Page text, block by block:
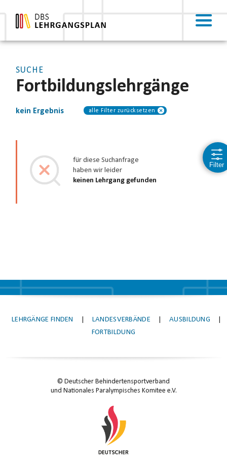
Filter
SUCHE
Fortbildungslehrgänge
kein Ergebnis alle Filter zurücksetzen
für diese Suchanfrage
haben wir leider
keinen Lehrgang gefunden
LEHRGÄNGE FINDEN LANDESVERBÄNDE AUSBILDUNG
FORTBILDUNG
© Deutscher Behindertensportverband
und Nationales Paralympisches Komitee e.V.